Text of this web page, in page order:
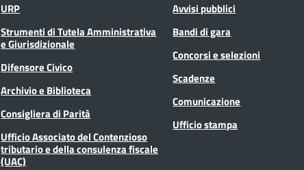
URP
Strumenti di Tutela Amministrativa
e Giurisdizionale
Difensore Civico
Archivio e Biblioteca
Consigliera di Parità
Ufficio Associato del Contenzioso
tributario e della consulenza fiscale
(UAC)
Avvisi pubblici
Bandi di gara
Concorsi e selezioni
Scadenze
Comunicazione
Ufficio stampa